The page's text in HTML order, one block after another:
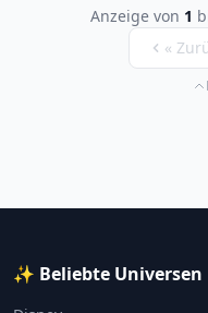
Anzeige von 1
«
✨ Beliebte Universen